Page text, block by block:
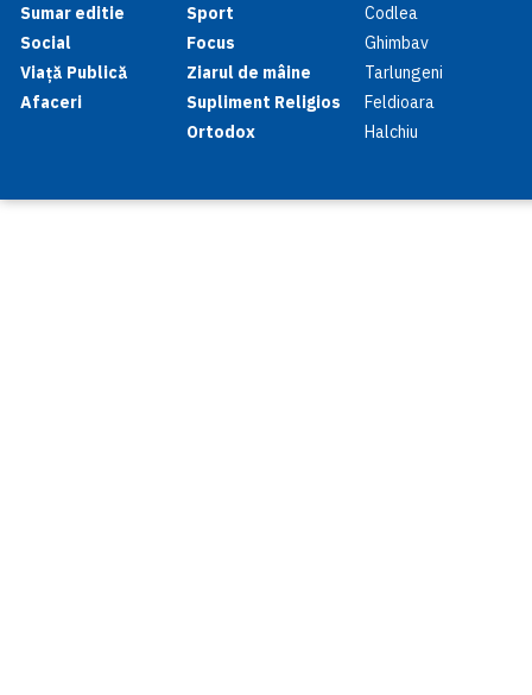
Sumar editie
Social
Viață Publică
Afaceri
Sport
Focus
Ziarul de mâine
Supliment Religios
Ortodox
Codlea
Ghimbav
Tarlungeni
Feldioara
Halchiu